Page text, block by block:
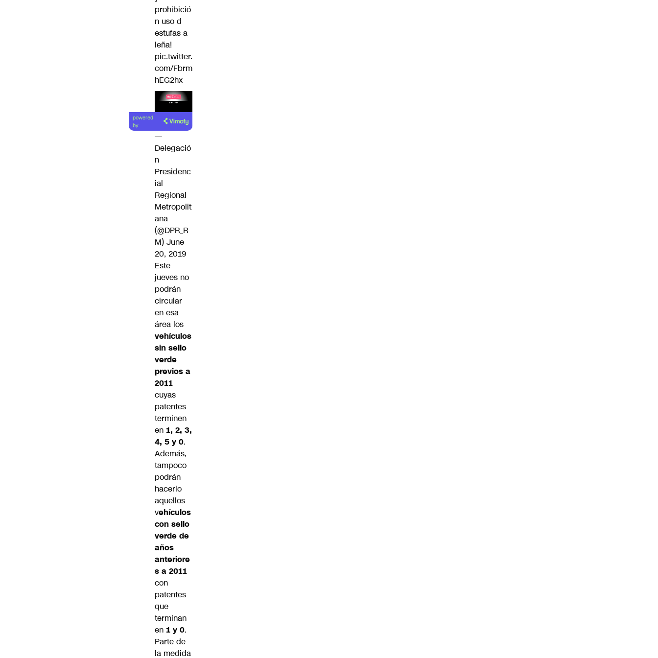
prohibició
n uso d
estufas a
leña!
pic.twitter.
com/Fbrm
hEG2hx
Lea el
artículo
powered
by
—
Delegació
n
Presidenc
ial
Regional
Metropolit
ana
(@DPR_R
M) June
20, 2019
Este
jueves no
podrán
circular
en esa
área los
vehículos
sin sello
verde
previos a
2011
cuyas
patentes
terminen
en 1, 2, 3,
4, 5 y 0.
Además,
tampoco
podrán
hacerlo
aquellos
vehículos
con sello
verde de
años
anteriore
s a 2011
con
patentes
que
terminan
en 1 y 0.
Parte de
la medida